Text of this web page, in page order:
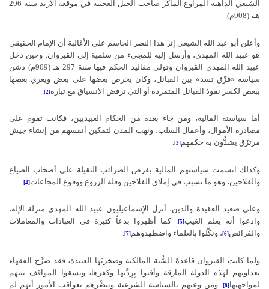
الشيعي الداهية المراوغ الماكر صاحب الحيل العجيبة في موقعة الأربذ سنة 296
هـ، (908م).
وأعلن أبو عبد الله الشيعي إثر هذا النصر الحاسم على الأغالبة أن الإمام الحقيقي
هو عبيد الله المهدي، وأرسل إليه للمجيء من سلمية إلى القيروان. وحين دخل
عبيد الله المهدي القيروان وتولى مقاليد الحكم فيها سنة 297 هـ (909م) دشن
سياسة «فرِّق تسد» بين القبائل، وكان يحرض بعضها على بعض ويغري بعضها
ببعض لكسر نفوذ القبائل المتمردة أو التي ترفض الانسياق مع تياره [2]
أما سياسته المالية، ومن جاء بعده من الحكام العبيديين، فكانت تقوم على
مصادرة الأموال، وأعمال السلب، ونهب المدن لتمكين أنفسهم من إنشاء جيش
مرتزَق يشدُّون به حكمهم [3]
.
وكذلك اتسمت سياستهم المالية بفرض الضرائب الثقيلة على أصحاب الضياع
والفلاحين، وهو ما تسبب في إملاق الفلاحين وقلة الزروع ووقوع المجاعات[4]
وعلى صعيد العقيدة والدين، أنزل الإسماعيليون عبيد الله المهدي منزلة الإله،
وادعوا أنه يعلم الغيب[5]
. كما أظهروا بدعاً كثيرة في العبادات والمعاملات
والفرائض [6] ، ونكَّلوا بالعلماء واضطهدوهم [7]
.
ولما كانت القيروان قاعدةَ السُّنة المالكية وصخرتَها العتيدة، فقد صرَّح الفقهاء
بعداوتهم لهذه الدولة المارقة وأفتوا بِرِدَّتها وكفرها، ونسقوا المواقف بينهم
لمواجهتها [8]
. ومن وعيهم بالسياسة الشرعية وتبصُّرهم بعواقب الأمور أنهم لم